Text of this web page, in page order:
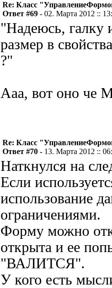
Re: Класс
Ответ #69 - 02. Марта 2012 ::
"Надеюсь, галку
размер в
?"
Ааа, вот оно че
Re: Класс
Ответ #70 - 13. Марта 2012 ::
Наткнулся на
Если
использование
ограничениями.
Форму можно
открыта и ее
"ВАЛИТСЯ".
У кого есть